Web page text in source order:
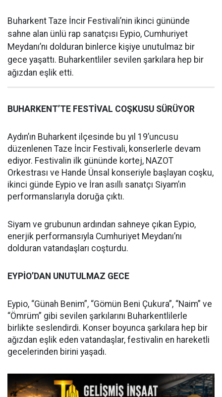
Buharkent Taze İncir Festivali’nin ikinci gününde
sahne alan ünlü rap sanatçısı Eypio, Cumhuriyet
Meydanı’nı dolduran binlerce kişiye unutulmaz bir
gece yaşattı. Buharkentliler sevilen şarkılara hep bir
ağızdan eşlik etti.
BUHARKENT’TE FESTİVAL COŞKUSU SÜRÜYOR
Aydın’ın Buharkent ilçesinde bu yıl 19’uncusu
düzenlenen Taze İncir Festivali, konserlerle devam
ediyor. Festivalin ilk gününde kortej, NAZOT
Orkestrası ve Hande Ünsal konseriyle başlayan coşku,
ikinci günde Eypio ve İran asıllı sanatçı Siyam’ın
performanslarıyla doruğa çıktı.
Siyam ve grubunun ardından sahneye çıkan Eypio,
enerjik performansıyla Cumhuriyet Meydanı’nı
dolduran vatandaşları coşturdu.
EYPİO’DAN UNUTULMAZ GECE
Eypio, “Günah Benim”, “Gömün Beni Çukura”, “Naim” ve
“Ömrüm” gibi sevilen şarkılarını Buharkentlilerle
birlikte seslendirdi. Konser boyunca şarkılara hep bir
ağızdan eşlik eden vatandaşlar, festivalin en hareketli
gecelerinden birini yaşadı.